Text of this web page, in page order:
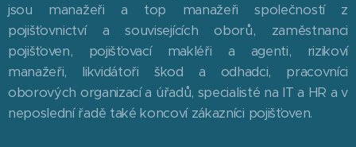
jsou manažeři a top manažeři společností z
pojišťovnictví a souvisejících oborů, zaměstnanci
pojišťoven, pojišťovací makléři a agenti, rizikoví
manažeři, likvidátoři škod a odhadci, pracovníci
oborových organizací a úřadů, specialisté na IT a HR a v
neposlední řadě také koncoví zákazníci pojišťoven.